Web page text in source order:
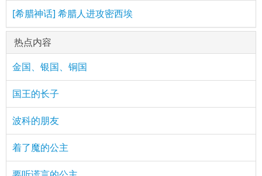
[希腊神话] 希腊人进攻密西埃
热点内容
金国、银国、铜国
国王的长子
波科的朋友
着了魔的公主